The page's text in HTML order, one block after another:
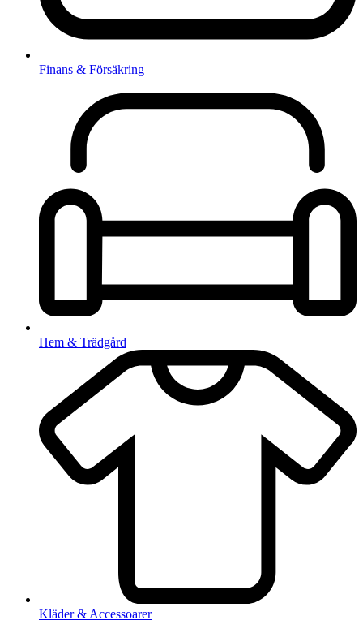
Finans & Försäkring
Hem & Trädgård
Kläder & Accessoarer